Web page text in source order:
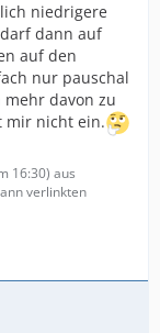
niedrigere
dann auf
auf den
nur pauschal
mehr davon zu
mir nicht ein.
16:30) aus
verlinkten